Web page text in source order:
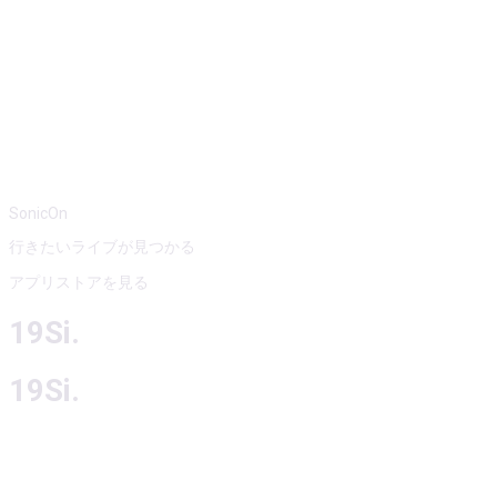
SonicOn
行きたいライブが見つかる
アプリストアを見る
19Si.
19Si.